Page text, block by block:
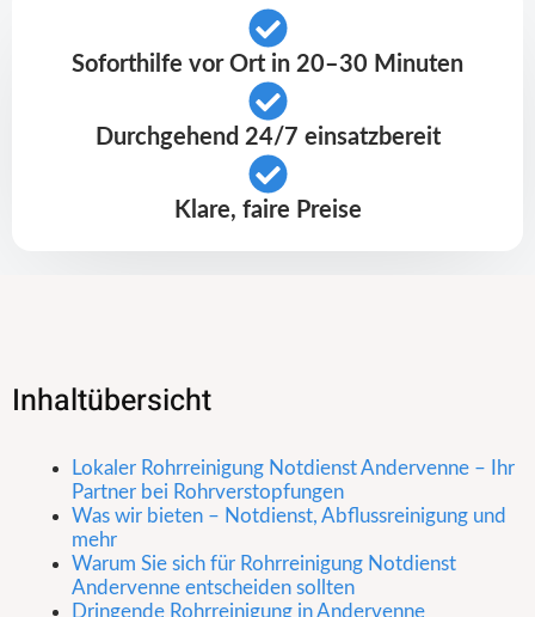
Soforthilfe vor Ort in 20–30 Minuten
Durchgehend 24/7 einsatzbereit
Klare, faire Preise
Inhaltübersicht
Lokaler Rohrreinigung Notdienst Andervenne – Ihr
Partner bei Rohrverstopfungen
Was wir bieten – Notdienst, Abflussreinigung und
mehr
Warum Sie sich für Rohrreinigung Notdienst
Andervenne entscheiden sollten
Dringende Rohrreinigung in Andervenne